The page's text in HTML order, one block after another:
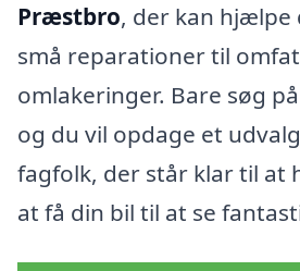
Præstbro, der kan hjælpe
små reparationer til
omlakeringer. Bare søg
og du vil opdage et
fagfolk, der står klar til at
at få din bil til at se